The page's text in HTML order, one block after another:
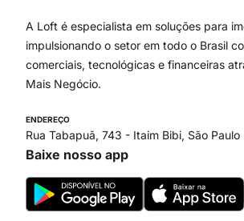
Paraíso
Itaim Bibi
A Loft é especialista em soluções para
impulsionando o setor em todo o Brasil
comerciais, tecnológicas e financeiras
Mais Negócio.
ENDEREÇO
Rua Tabapuã, 743 - Itaim Bibi, São
Baixe nosso app